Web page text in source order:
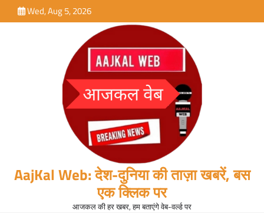
to
Wed, Aug 5, 2026
AajKal Web: देश-दुनिया की ताज़ा खबरें, बस
एक क्लिक पर
आजकल की हर खबर, हम बताएंगे वेब-वर्ल्ड पर